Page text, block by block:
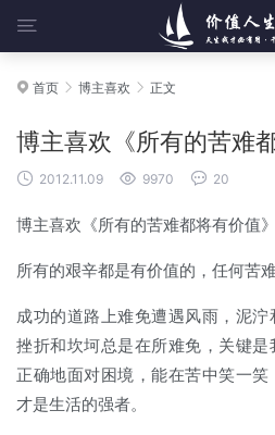

 首页  博主喜欢  正文
博主喜欢《所有的苦难
 2012.11.09  9970  20
博主喜欢《所有的苦难都将有价值》
所有的艰辛都是有价值的，任何苦
成功的道路上难免遭遇风雨，泥泞
挫折和坎坷总是在所难免，关键是
正确地面对困境，能在苦中笑一笑
才是生活的强者。